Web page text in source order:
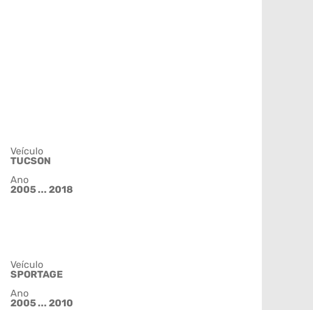
Veículo
TUCSON
Ano
2005 ... 2018
Veículo
SPORTAGE
Ano
2005 ... 2010